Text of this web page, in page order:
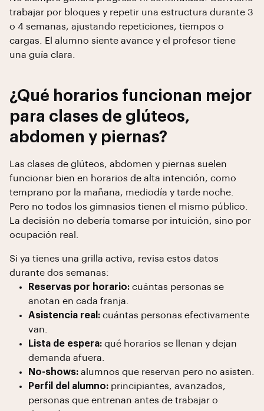
trabajar por bloques y repetir una estructura durante 3
o 4 semanas, ajustando repeticiones, tiempos o
cargas. El alumno siente avance y el profesor tiene
una guía clara.
¿Qué horarios funcionan mejor
para clases de glúteos,
abdomen y piernas?
Las clases de glúteos, abdomen y piernas suelen
funcionar bien en horarios de alta intención, como
temprano por la mañana, mediodía y tarde noche.
Pero no todos los gimnasios tienen el mismo público.
La decisión no debería tomarse por intuición, sino por
ocupación real.
Si ya tienes una grilla activa, revisa estos datos
durante dos semanas:
Reservas por horario: cuántas personas se
anotan en cada franja.
Asistencia real: cuántas personas efectivamente
van.
Lista de espera: qué horarios se llenan y dejan
demanda afuera.
No-shows: alumnos que reservan pero no asisten.
Perfil del alumno: principiantes, avanzados,
personas que entrenan antes de trabajar o